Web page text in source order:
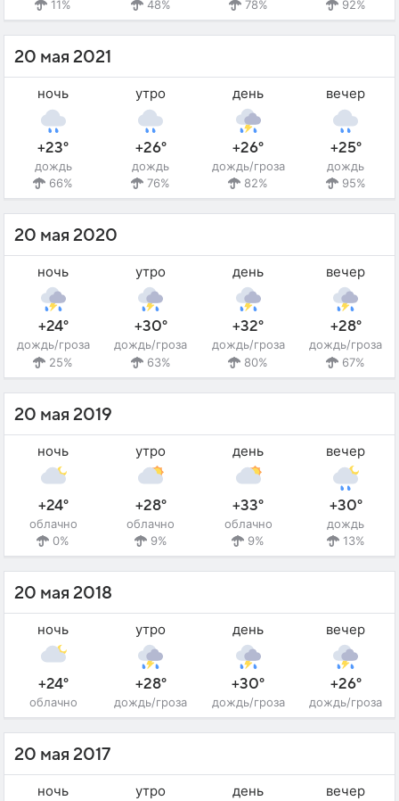
11%
48%
78%
92%
20 мая 2021
ночь
+23°
дождь
66%
утро
+26°
дождь
76%
день
+26°
дождь/гроза
82%
вечер
+25°
дождь
95%
20 мая 2020
ночь
+24°
дождь/гроза
25%
утро
+30°
дождь/гроза
63%
день
+32°
дождь/гроза
80%
вечер
+28°
дождь/гроза
67%
20 мая 2019
ночь
+24°
облачно
0%
утро
+28°
облачно
9%
день
+33°
облачно
9%
вечер
+30°
дождь
13%
20 мая 2018
ночь
+24°
облачно
утро
+28°
дождь/гроза
день
+30°
дождь/гроза
вечер
+26°
дождь/гроза
20 мая 2017
ночь утро день вечер